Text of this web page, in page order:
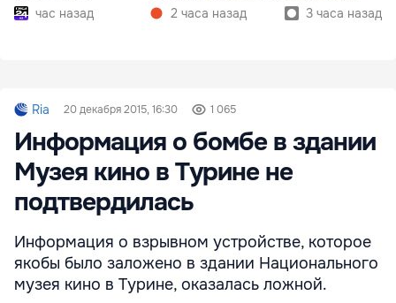
час назад
2 часа назад
3 часа назад
Ria 20 декабря 2015, 16:30 1 065
Информация о бомбе в здании
Музея кино в Турине не
подтвердилась
Информация о взрывном устройстве, которое
якобы было заложено в здании Национального
музея кино в Турине, оказалась ложной.